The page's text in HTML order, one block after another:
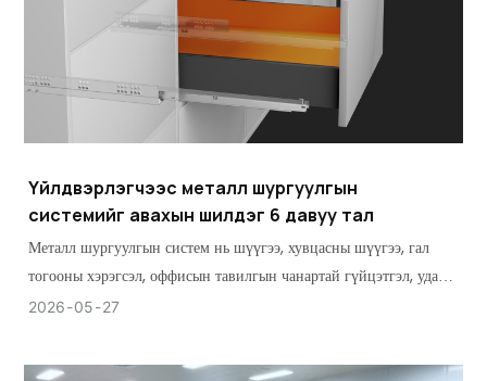
Үйлдвэрлэгчээс металл шургуулгын
системийг авахын шилдэг 6 давуу тал
Металл шургуулгын систем нь шүүгээ, хувцасны шүүгээ, гал
тогооны хэрэгсэл, оффисын тавилгын чанартай гүйцэтгэл, удаан
эдэлгээг хангах хамгийн чухал тавилгын бүрэлдэхүүн
2026 05 27